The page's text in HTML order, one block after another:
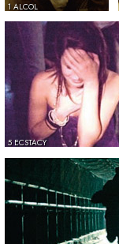
1 ALCOL
5 ECSTACY